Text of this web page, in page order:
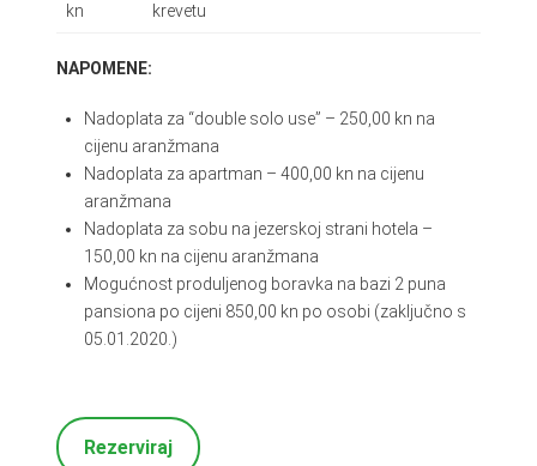
kn
krevetu
NAPOMENE:
Nadoplata za “double solo use” – 250,00 kn na
cijenu aranžmana
Nadoplata za apartman – 400,00 kn na cijenu
aranžmana
Nadoplata za sobu na jezerskoj strani hotela –
150,00 kn na cijenu aranžmana
Mogućnost produljenog boravka na bazi 2 puna
pansiona po cijeni 850,00 kn po osobi (zaključno s
05.01.2020.)
Rezerviraj